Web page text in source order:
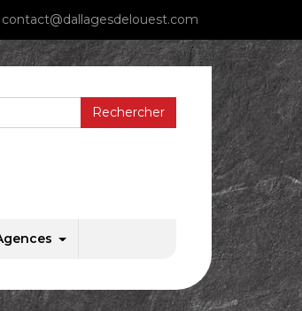
contact@dallagesdelouest.com